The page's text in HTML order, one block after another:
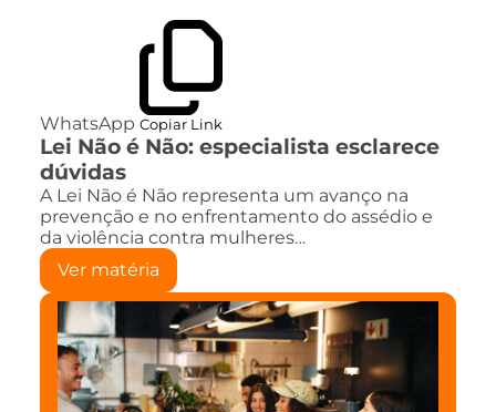
WhatsApp Copiar Link
Lei Não é Não: especialista esclarece
dúvidas
A Lei Não é Não representa um avanço na
prevenção e no enfrentamento do assédio e
da violência contra mulheres…
Ver matéria